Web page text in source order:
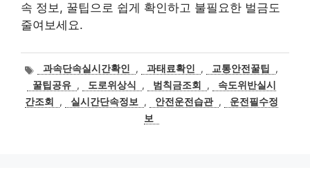
속 정보, 꿀팁으로 쉽게 확인하고 불필요한 벌금도
줄여보세요.
태
그
과속단속실시간확인 , 과태료확인 , 교통안전꿀팁
,
꿀팁공유 , 도로위상식 , 범칙금조회 ,
속도위반실시
간조회
, 실시간단속정보 , 안전운전습관 ,
운전필수정
보